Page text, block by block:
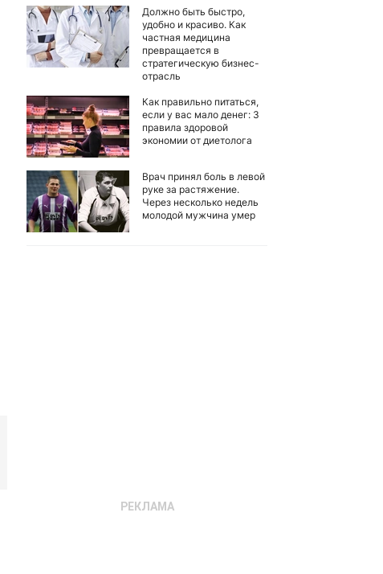
Должно быть быстро,
удобно и красиво. Как
частная медицина
превращается в
стратегическую бизнес-
отрасль
Как правильно питаться,
если у вас мало денег: 3
правила здоровой
экономии от диетолога
Врач принял боль в левой
руке за растяжение.
Через несколько недель
молодой мужчина умер